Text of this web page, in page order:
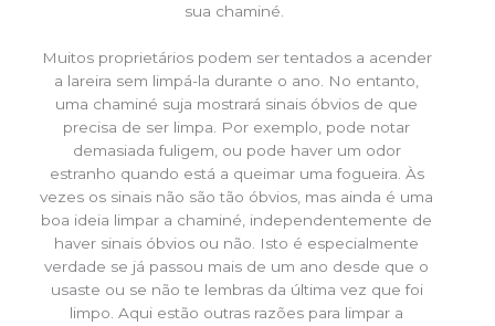
sua chaminé.
Muitos proprietários podem ser tentados a acender
a lareira sem limpá-la durante o ano. No entanto,
uma chaminé suja mostrará sinais óbvios de que
precisa de ser limpa. Por exemplo, pode notar
demasiada fuligem, ou pode haver um odor
estranho quando está a queimar uma fogueira. Às
vezes os sinais não são tão óbvios, mas ainda é uma
boa ideia limpar a chaminé, independentemente de
haver sinais óbvios ou não. Isto é especialmente
verdade se já passou mais de um ano desde que o
usaste ou se não te lembras da última vez que foi
limpo. Aqui estão outras razões para limpar a